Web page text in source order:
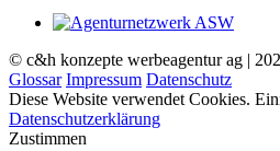
© c&h konzepte werbeagentur ag |
Glossar Impressum Datenschutz
Diese Website verwendet Cookies.
Datenschutzerklärung
Zustimmen